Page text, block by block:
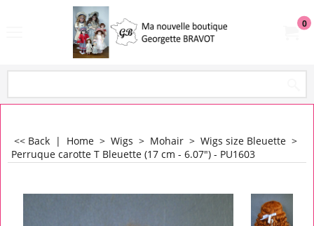
0
<< Back | Home > Wigs > Mohair > Wigs size Bleuette >
Perruque carotte T Bleuette (17 cm - 6.07") - PU1603